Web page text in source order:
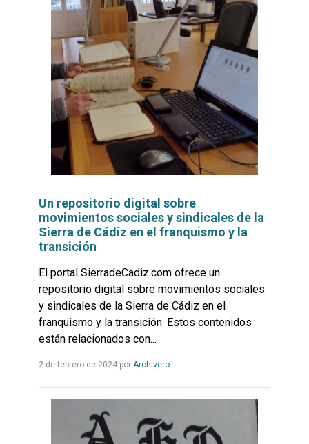
Un repositorio digital sobre
movimientos sociales y sindicales de la
Sierra de Cádiz en el franquismo y la
transición
El portal SierradeCadiz.com ofrece un
repositorio digital sobre movimientos sociales
y sindicales de la Sierra de Cádiz en el
franquismo y la transición. Estos contenidos
están relacionados con...
2 de febrero de 2024por ArchiveroLeer